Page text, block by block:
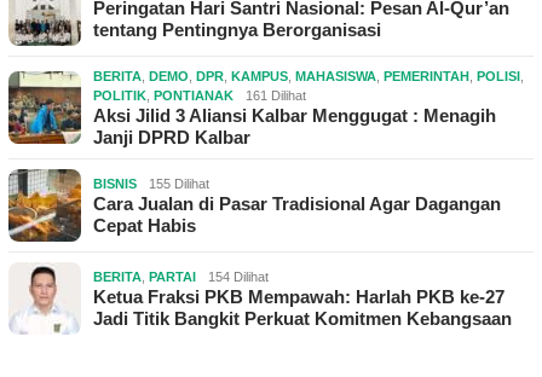
Peringatan Hari Santri Nasional: Pesan Al-Qur’an
tentang Pentingnya Berorganisasi
BERITA DEMO DPR KAMPUS MAHASISWA PEMERINTAH POLISI
POLITIK PONTIANAK 161 Dilihat
Aksi Jilid 3 Aliansi Kalbar Menggugat : Menagih
Janji DPRD Kalbar
BISNIS 155 Dilihat
Cara Jualan di Pasar Tradisional Agar Dagangan
Cepat Habis
BERITA PARTAI 154 Dilihat
Ketua Fraksi PKB Mempawah: Harlah PKB ke-27
Jadi Titik Bangkit Perkuat Komitmen Kebangsaan